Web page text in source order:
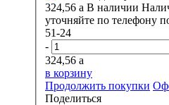
324,56 a В наличии
уточняйте по телефону
51-24
-
324,56 a
в корзину
Продолжить покупки
Поделиться